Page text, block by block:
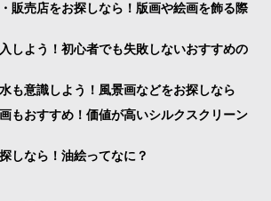
販売店をお探しなら！版画や絵画を飾る際
しよう！初心者でも失敗しないおすすめの
も意識しよう！風景画などをお探しなら
もおすすめ！価値が高いシルクスクリーン
しなら！油絵ってなに？